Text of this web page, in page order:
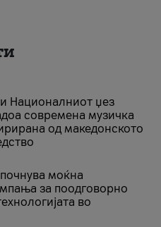
Националниот џез
современа музичка
од македонското
моќна
за поодговорно
во